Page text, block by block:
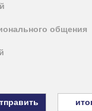
общения